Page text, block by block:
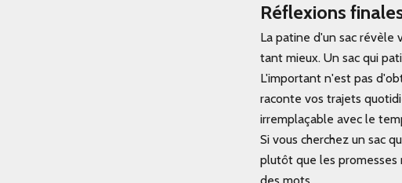
Réflexions
La patine d'un sac
tant mieux. Un sac qui
L'important n'est pas
raconte vos trajets
irremplaçable avec le
Si vous cherchez un sac
plutôt que les promesses